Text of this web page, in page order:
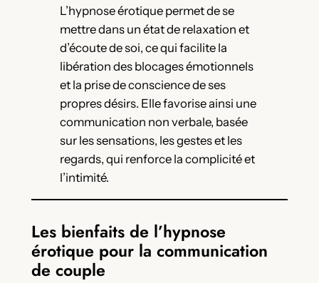
L’hypnose érotique permet de se
mettre dans un état de relaxation et
d’écoute de soi, ce qui facilite la
libération des blocages émotionnels
et la prise de conscience de ses
propres désirs. Elle favorise ainsi une
communication non verbale, basée
sur les sensations, les gestes et les
regards, qui renforce la complicité et
l’intimité.
Les bienfaits de l’hypnose
érotique pour la communication
de couple